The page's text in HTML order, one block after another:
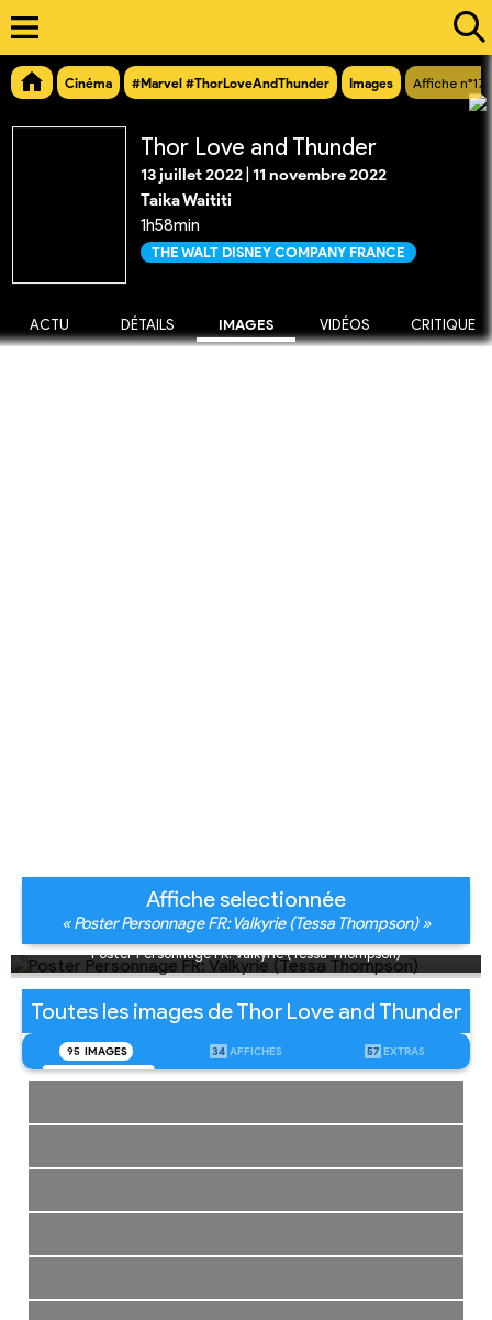
Cinéma #Marvel #ThorLoveAndThunder Images Affiche
Thor Love and Thunder
13 juillet 2022 11 novembre 2022
Taika Waititi
1h58min
THE WALT DISNEY COMPANY FRANCE
ACTU DÉTAILS IMAGES VIDÉOS CRITIQUE
Affiche selectionnée
« Poster Personnage FR: Valkyrie (Tessa Thompson) »
Poster Personnage FR: Valkyrie (Tessa Thompson)
Toutes les images de Thor Love and Thunder
95 IMAGES 34 AFFICHES 57 EXTRAS